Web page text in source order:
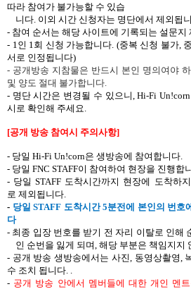
따라 참여가 불가능할 수 있습
니다. 이외 시간 신청자는 명단에서 제외됩
- 참여 순서는 해당 사이트에 기록되는 설문지
- 1인 1회 신청 가능합니다. (중복 신청 불가,
서로 인정됩니다)
- 공개방송 지참물은 반드시 본인 명의여야
및 양도 절대 불가합니다.
- 명단 시간은 변경될 수 있으니,Hi-Fi Un!corn
시로 확인해 주세요.
[공개 방송 참여시 주의사항]
- 당일 Hi-Fi Un!corn은 생방송에 참여합니다.
- 당일 FNC STAFF이 참여하여 현장을 진행합
- 당일 STAFF 도착시간까지 현장에 도착하지
로 제외됩니다.
- 당일 STAFF 도착시간5분전에 본인의 번호에
다
- 최종 입장 번호를 받기 전 자리 이탈로 인해
인 순번을 잃게 되며, 해당 부분은 책임지지
- 공개 방송 생방송에서는 사진, 동영상촬영,
수 조치 됩니다. .
- 공개 방송 안에서 멤버들에 대한 개인 멘